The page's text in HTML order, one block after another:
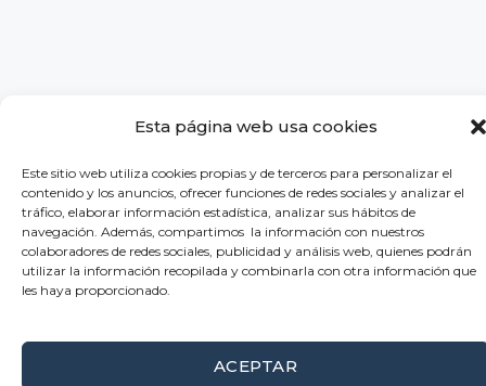
Esta página web usa cookies
Este sitio web utiliza cookies propias y de terceros para personalizar el
contenido y los anuncios, ofrecer funciones de redes sociales y analizar el
tráfico, elaborar información estadística, analizar sus hábitos de
navegación. Además, compartimos la información con nuestros
colaboradores de redes sociales, publicidad y análisis web, quienes podrán
utilizar la información recopilada y combinarla con otra información que
les haya proporcionado.
ACEPTAR